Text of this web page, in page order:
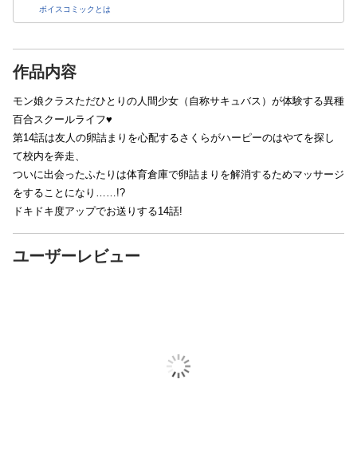
ボイスコミックとは
作品内容
モン娘クラスただひとりの人間少女（自称サキュバス）が体験する異種
百合スクールライフ♥
第14話は友人の卵詰まりを心配するさくらがハーピーのはやてを探し
て校内を奔走、
ついに出会ったふたりは体育倉庫で卵詰まりを解消するためマッサージ
をすることになり……!?
ドキドキ度アップでお送りする14話!
ユーザーレビュー